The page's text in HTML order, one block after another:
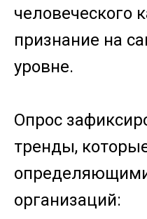
человеческого
признание на
уровне.
Опрос
тренды,
организаций: